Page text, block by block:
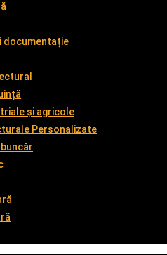
documentație
și agricole
Personalizate